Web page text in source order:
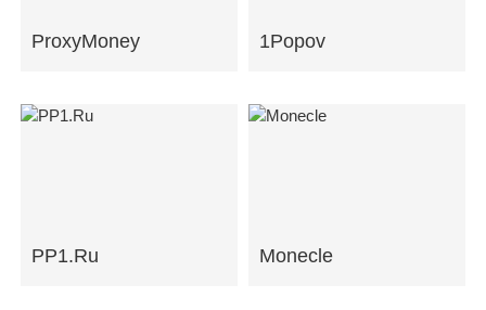
ProxyMoney 1Popov
PP1.Ru Monecle